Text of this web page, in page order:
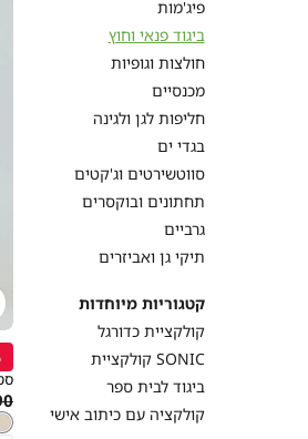
פיג'מות
ביגוד פנאי וחוץ
חולצות וגופיות
מכנסיים
חליפות לגן ולגינה
בגדי ים
סווטשירטים וג'קטים
תחתונים ובוקסרים
גרביים
תיקי גן ואביזרים
קטגוריות מיוחדות
קולקציית כדורגל
קולקציית SONIC
ביגוד לבית ספר
קולקציה עם כיתוב אישי
₪